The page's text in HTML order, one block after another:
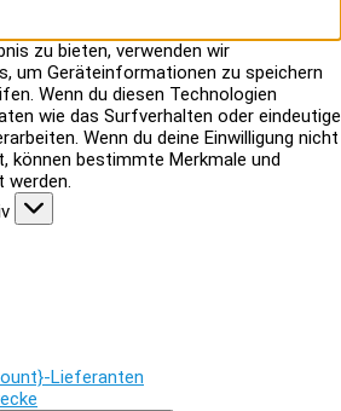
zu bieten, verwenden wir
um Geräteinformationen zu speichern
Wenn du diesen Technologien
wie das Surfverhalten oder eindeutige
Wenn du deine Einwilligung nicht
können bestimmte Merkmale und
werden.
Lieferanten